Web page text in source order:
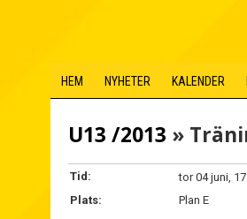
HEM NYHETER KALENDER
U13 /2013 »
Tid:
tor 04 juni,
Plats:
Plan E